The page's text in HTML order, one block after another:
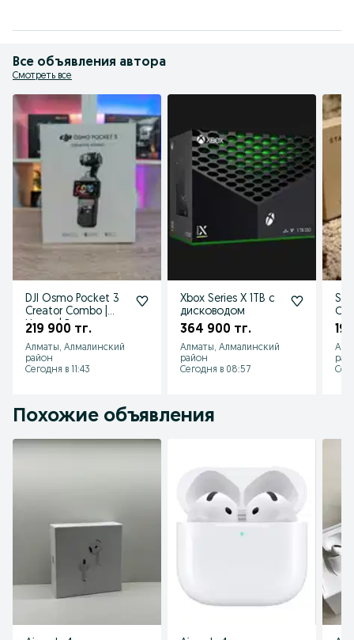
Все объявления автора
Смотреть все
DJI Osmo Pocket 3
Creator Combo |
Новая | В наличии
219 900 тг.
Алматы, Алмалинский
район
Сегодня в 11:43
Xbox Series X 1TB с
дисководом
364 900 тг.
Алматы, Алмалинский
район
Сегодня в 08:57
Похожие объявления